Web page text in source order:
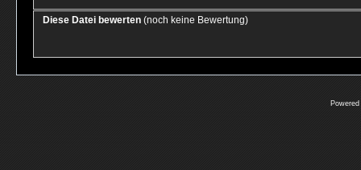
Diese Datei bewerten (noch keine Bewertung)